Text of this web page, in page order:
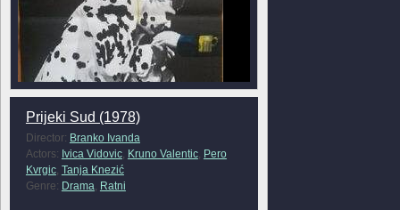
Prijeki Sud (1978)
Director: Branko Ivanda
Actors: Ivica Vidovic, Kruno Valentic, Pero
Kvrgic, Tanja Knezić
Genre: Drama, Ratni